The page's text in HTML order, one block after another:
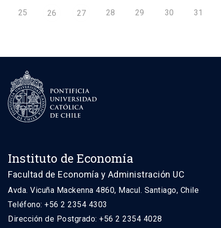
25 26 27 28 29 30 31
Instituto de Economía
Facultad de Economía y Administración UC
Avda. Vicuña Mackenna 4860, Macul. Santiago, Chile
Teléfono: +56 2 2354 4303
Dirección de Postgrado: +56 2 2354 4028